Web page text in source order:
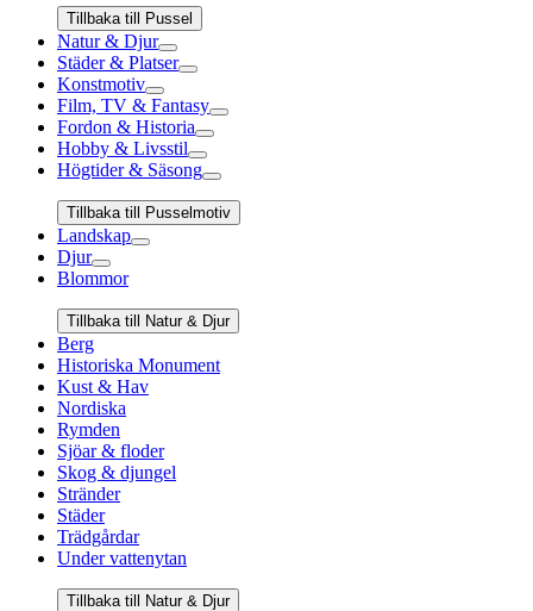
Tillbaka till Pussel
Natur & Djur
Städer & Platser
Konstmotiv
Film, TV & Fantasy
Fordon & Historia
Hobby & Livsstil
Högtider & Säsong
Tillbaka till Pusselmotiv
Landskap
Djur
Blommor
Tillbaka till Natur & Djur
Berg
Historiska Monument
Kust & Hav
Nordiska
Rymden
Sjöar & floder
Skog & djungel
Stränder
Städer
Trädgårdar
Under vattenytan
Tillbaka till Natur & Djur